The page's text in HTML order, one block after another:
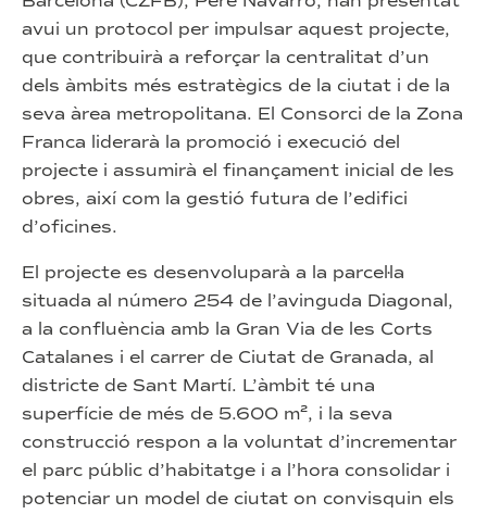
avui un protocol per impulsar aquest projecte,
que contribuirà a reforçar la centralitat d’un
dels àmbits més estratègics de la ciutat i de la
seva àrea metropolitana. El Consorci de la Zona
Franca liderarà la promoció i execució del
projecte i assumirà el finançament inicial de les
obres, així com la gestió futura de l’edifici
d’oficines.
El projecte es desenvoluparà a la parcel·la
situada al número 254 de l’avinguda Diagonal,
a la confluència amb la Gran Via de les Corts
Catalanes i el carrer de Ciutat de Granada, al
districte de Sant Martí. L’àmbit té una
superfície de més de 5.600 m², i la seva
construcció respon a la voluntat d’incrementar
el parc públic d’habitatge i a l’hora consolidar i
potenciar un model de ciutat on convisquin els